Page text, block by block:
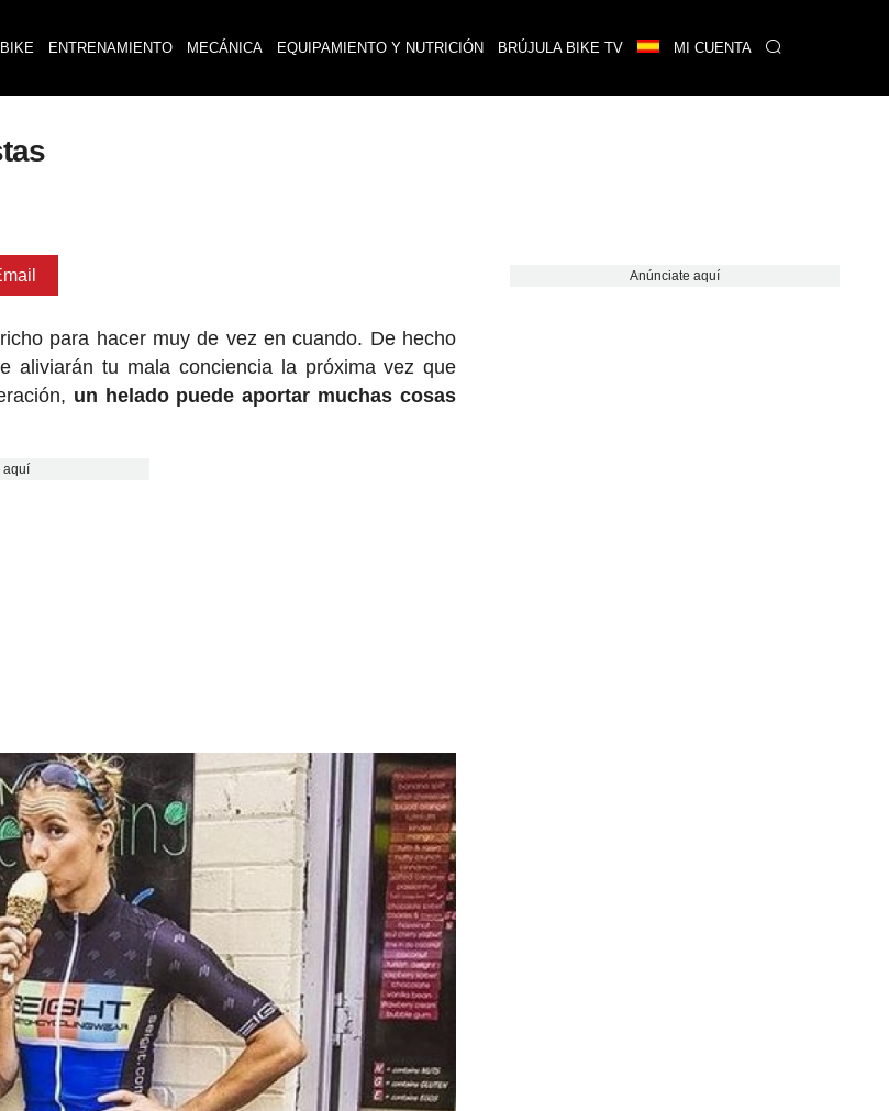
ENTRENAMIENTO MECÁNICA EQUIPAMIENTO Y NUTRICIÓN BRÚJULA BIKE TV MI CUENTA
para hacer muy de vez en cuando. De hecho
aliviarán tu mala conciencia la próxima vez que
un helado puede aportar muchas cosas
aquí
Anúnciate aquí